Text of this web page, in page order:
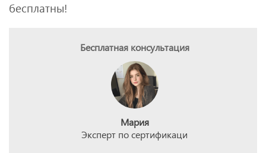
бесплатны!
Бесплатная консультация
Мария
Эксперт по сертификаци